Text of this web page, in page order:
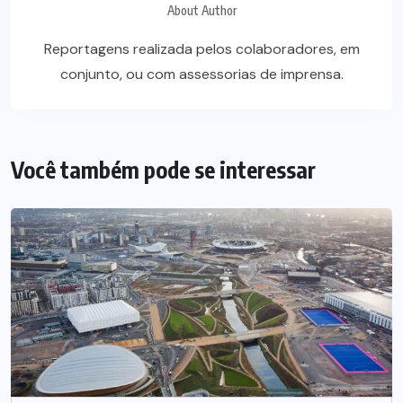
About Author
Reportagens realizada pelos colaboradores, em
conjunto, ou com assessorias de imprensa.
Você também pode se interessar